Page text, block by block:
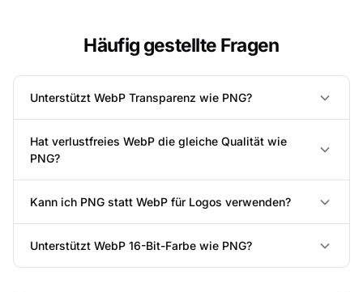
Häufig gestellte Fragen
Unterstützt WebP Transparenz wie PNG?
Hat verlustfreies WebP die gleiche Qualität wie
PNG?
Kann ich PNG statt WebP für Logos verwenden?
Unterstützt WebP 16-Bit-Farbe wie PNG?